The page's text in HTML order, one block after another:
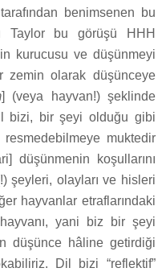
benimsenen bu
Taylor bu görüşü HHH
kurucusu ve düşünmeyi
zemin olarak düşünceye
] (veya hayvan!) şeklinde
bizi, bir şeyi olduğu gibi
muktedir
düşünmenin koşullarını
şeyleri, olayları ve hisleri
hayvanlar etraflarındaki
yani biz bir şeyi
düşünce hâline getirdiği
Dil bizi “reflektif”